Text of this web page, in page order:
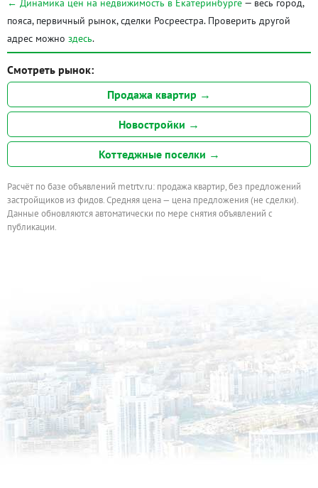
← Динамика цен на недвижимость в Екатеринбурге — весь город,
пояса, первичный рынок, сделки Росреестра. Проверить другой
адрес можно здесь.
Смотреть рынок:
Продажа квартир →
Новостройки →
Коттеджные поселки →
Расчёт по базе объявлений metrtv.ru: продажа квартир, без предложений
застройщиков из фидов. Средняя цена — цена предложения (не сделки).
Данные обновляются автоматически по мере снятия объявлений с
публикации.